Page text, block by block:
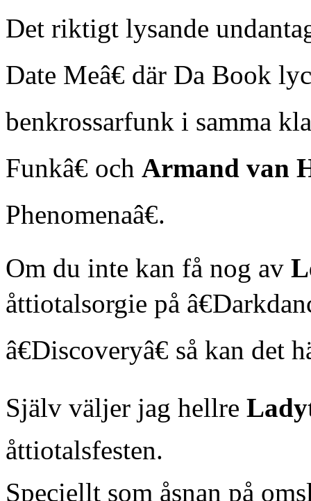
Det riktigt lysande
Date Meâ€ där Da Book
benkrossarfunk i samma
Funkâ€ och Armand van
Phenomenaâ€.
Om du inte kan få nog av
åttiotalsorgie på
â€Discoveryâ€ så kan
Själv väljer jag hellre
åttiotalsfesten.
Speciellt som åsnan på